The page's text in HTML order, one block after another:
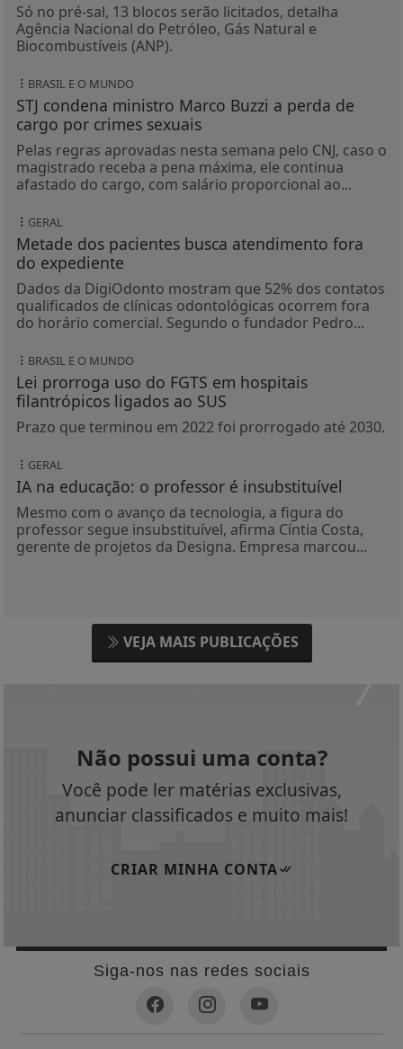
Só no pré-sal, 13 blocos serão licitados, detalha
Agência Nacional do Petróleo, Gás Natural e
Biocombustíveis (ANP).
BRASIL E O MUNDO
STJ condena ministro Marco Buzzi a perda de
cargo por crimes sexuais
Pelas regras aprovadas nesta semana pelo CNJ, caso o
magistrado receba a pena máxima, ele continua
afastado do cargo, com salário proporcional ao...
GERAL
Metade dos pacientes busca atendimento fora
do expediente
Dados da DigiOdonto mostram que 52% dos contatos
qualificados de clínicas odontológicas ocorrem fora
do horário comercial. Segundo o fundador Pedro...
BRASIL E O MUNDO
Lei prorroga uso do FGTS em hospitais
filantrópicos ligados ao SUS
Prazo que terminou em 2022 foi prorrogado até 2030.
GERAL
IA na educação: o professor é insubstituível
Mesmo com o avanço da tecnologia, a figura do
professor segue insubstituível, afirma Cíntia Costa,
gerente de projetos da Designa. Empresa marcou...
VEJA MAIS PUBLICAÇÕES
Não possui uma conta?
Você pode ler matérias exclusivas,
anunciar classificados e muito mais!
CRIAR MINHA CONTA
Siga-nos nas redes sociais